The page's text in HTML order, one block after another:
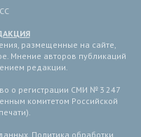
размещенные на сайте,
Мнение авторов публикаций
редакции.
о регистрации СМИ № 3 247
комитетом Российской
Политика обработки